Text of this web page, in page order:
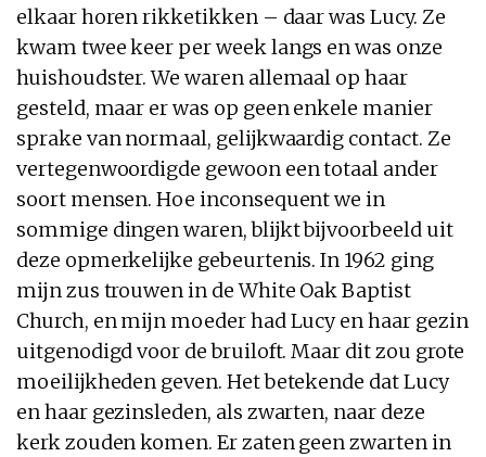
elkaar horen rikketikken – daar was Lucy. Ze
kwam twee keer per week langs en was onze
huishoudster. We waren allemaal op haar
gesteld, maar er was op geen enkele manier
sprake van normaal, gelijkwaardig contact. Ze
vertegenwoordigde gewoon een totaal ander
soort mensen. Hoe inconsequent we in
sommige dingen waren, blijkt bijvoorbeeld uit
deze opmerkelijke gebeurtenis. In 1962 ging
mijn zus trouwen in de White Oak Baptist
Church, en mijn moeder had Lucy en haar gezin
uitgenodigd voor de bruiloft. Maar dit zou grote
moeilijkheden geven. Het betekende dat Lucy
en haar gezinsleden, als zwarten, naar deze
kerk zouden komen. Er zaten geen zwarten in